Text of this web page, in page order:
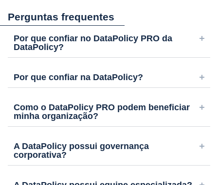
Perguntas frequentes
Por que confiar no DataPolicy PRO da
DataPolicy?
Por que confiar na DataPolicy?
Como o DataPolicy PRO podem beneficiar
minha organização?
A DataPolicy possui governança
corporativa?